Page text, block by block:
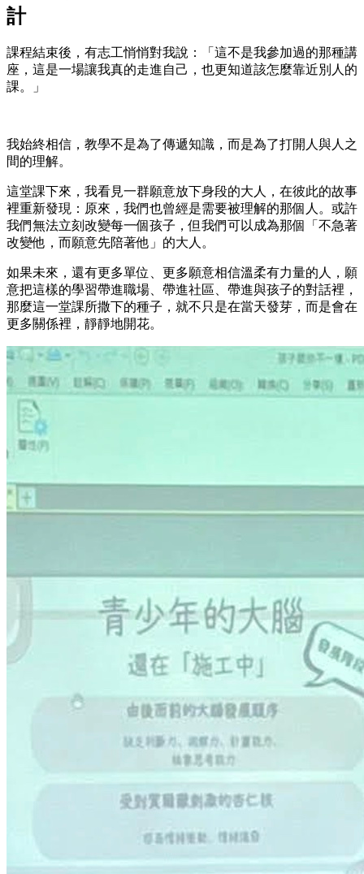
計
課程結束後，有志工悄悄對我說：「這不是我參加過的那種講
座，這是一場讓我真的走進自己，也更知道該怎麼靠近別人的
課。」
我始終相信，教學不是為了傳遞知識，而是為了打開人與人之
間的理解。
這堂課下來，我看見一群願意放下身段的大人，在彼此的故事
裡重新發現：原來，我們也曾經是需要被理解的那個人。或許
我們無法立刻改變每一個孩子，但我們可以成為那個「不急著
改變他，而願意先陪著他」的大人。
如果未來，還有更多單位、更多願意相信溫柔有力量的人，願
意把這樣的學習帶進職場、帶進社區、帶進與孩子的對話裡，
那麼這一堂課所撒下的種子，就不只是在當天發芽，而是會在
更多關係裡，靜靜地開花。